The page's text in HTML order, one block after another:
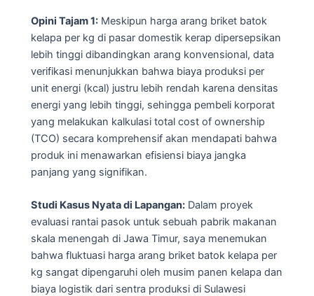
Opini Tajam 1: Meskipun harga arang briket batok
kelapa per kg di pasar domestik kerap dipersepsikan
lebih tinggi dibandingkan arang konvensional, data
verifikasi menunjukkan bahwa biaya produksi per
unit energi (kcal) justru lebih rendah karena densitas
energi yang lebih tinggi, sehingga pembeli korporat
yang melakukan kalkulasi total cost of ownership
(TCO) secara komprehensif akan mendapati bahwa
produk ini menawarkan efisiensi biaya jangka
panjang yang signifikan.
Studi Kasus Nyata di Lapangan: Dalam proyek
evaluasi rantai pasok untuk sebuah pabrik makanan
skala menengah di Jawa Timur, saya menemukan
bahwa fluktuasi harga arang briket batok kelapa per
kg sangat dipengaruhi oleh musim panen kelapa dan
biaya logistik dari sentra produksi di Sulawesi